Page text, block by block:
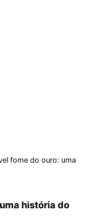
fome do ouro: uma
história do